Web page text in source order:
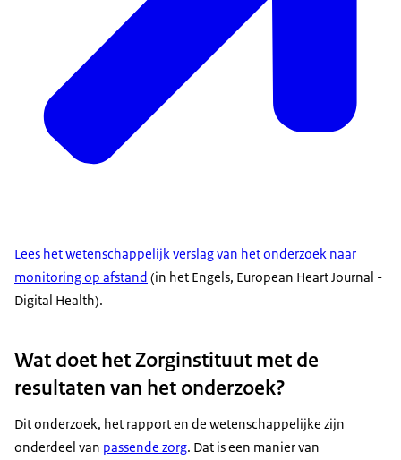
Lees het wetenschappelijk verslag van het onderzoek naar
monitoring op afstand (in het Engels, European Heart Journal -
Digital Health).
Wat doet het Zorginstituut met de
resultaten van het onderzoek?
Dit onderzoek, het rapport en de wetenschappelijke zijn
onderdeel van passende zorg. Dat is een manier van